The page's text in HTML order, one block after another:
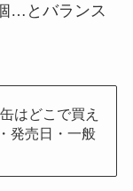
…とバランス
はどこで買え
発売日・一般